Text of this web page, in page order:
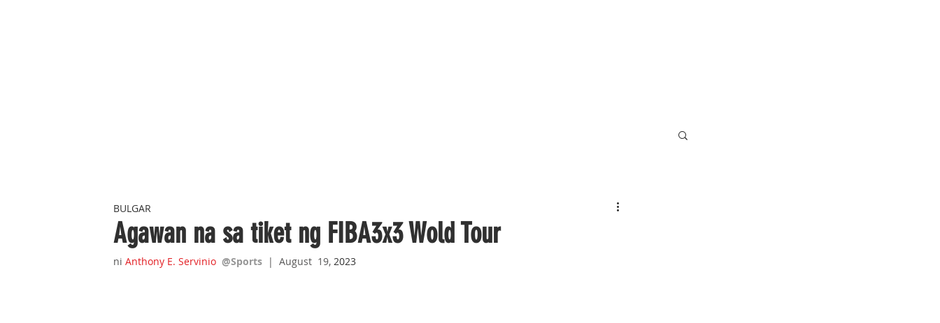
Agawan na sa tiket ng FIBA3x3 Wold Tour
BULGAR
ni Anthony E. Servinio @Sports |  August  19, 2023